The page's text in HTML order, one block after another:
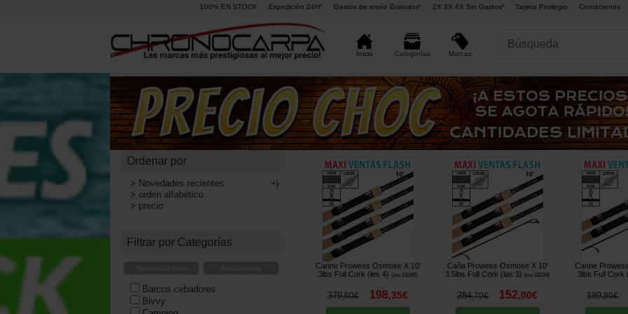
100% EN STOCK Expedición 24H° Gastos de envío Gratuitos¹ 2X 3X 4X Sin Gastos² Tarjeta Privilegio Contáctenos
Inicio Categorías Marcas
Ordenar por
> Novedades recientes +|-
> orden alfabético
> precio
Filtrar por Categorías
Barcos cebadores
Bivvy
Canne Prowess Osmose X 10'
3lbs Full Cork (les 4)
esc18240]
379,60€ 198,35€
Caña Prowess Osmose X 10'
3.5lbs Full Cork (las 3)
[esc18239]
284,70€ 152,00€
Canne
3lbs Full Cork
189,80€